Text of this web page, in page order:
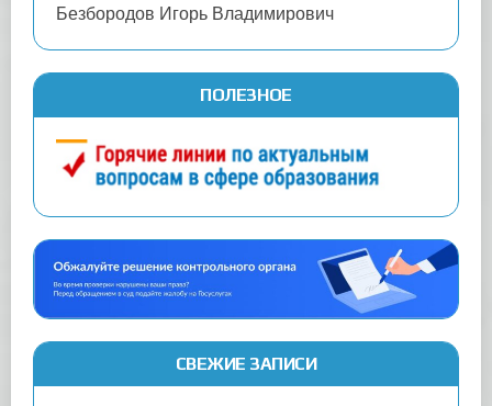
Безбородов Игорь Владимирович
ПОЛЕЗНОЕ
СВЕЖИЕ ЗАПИСИ